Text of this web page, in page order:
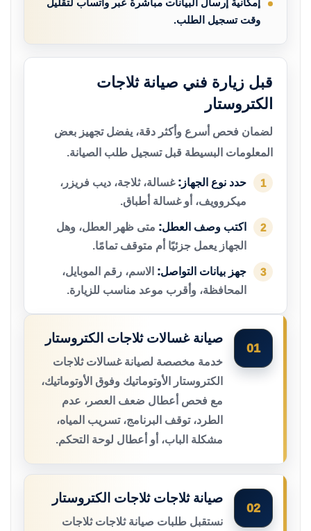
إمكانية إرسال البيانات مباشرة عبر واتساب لتقليل
وقت تسجيل الطلب.
قبل زيارة فني صيانة ثلاجات
الكتروستار
لضمان فحص أسرع وأكثر دقة، يفضل تجهيز بعض
المعلومات البسيطة قبل تسجيل طلب الصيانة.
1 حدد نوع الجهاز: غسالة، ثلاجة، ديب فريزر،
ميكروويف، أو غسالة أطباق.
2 اكتب وصف العطل: متى ظهر العطل، وهل
الجهاز يعمل جزئيًا أم متوقف تمامًا.
3 جهز بيانات التواصل: الاسم، رقم الموبايل،
المحافظة، وأقرب موعد مناسب للزيارة.
01
صيانة غسالات ثلاجات الكتروستار
خدمة مخصصة لصيانة غسالات ثلاجات
الكتروستار الأوتوماتيك وفوق الأوتوماتيك،
مع فحص أعطال ضعف العصر، عدم
الطرد، توقف البرنامج، تسريب المياه،
مشكلة الباب، أو أعطال لوحة التحكم.
02
صيانة ثلاجات ثلاجات الكتروستار
نستقبل طلبات صيانة ثلاجات ثلاجات